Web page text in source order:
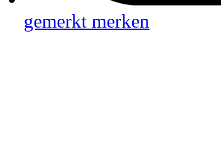
gemerkt merken